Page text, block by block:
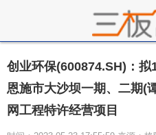
创业环保(600874.SH)：
恩施市大沙坝一期、二期(
网工程特许经营项目